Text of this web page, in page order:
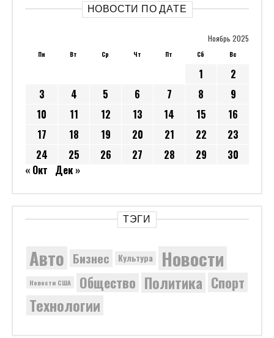
НОВОСТИ ПО ДАТЕ
Ноябрь 2025
Пн Вт Ср Чт Пт Сб Вс
1
2
3
4 5 6 7 8
9
10
11 12 13 14 15
16
17
18 19 20 21 22
23
24
25 26 27 28 29
30
« Окт Дек »
ТЭГИ
Авто Бизнес Культура Новости
Новости США Общество Политика Спорт
Технологии